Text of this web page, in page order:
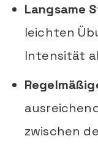
Langsame
leichten
Intensität
zwischen